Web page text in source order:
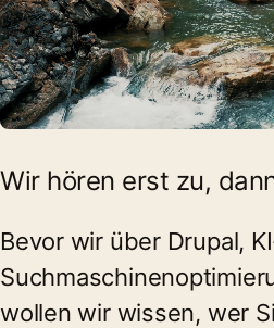
Wir hören erst zu,
Bevor wir über Drupal,
wollen wir wissen, wer